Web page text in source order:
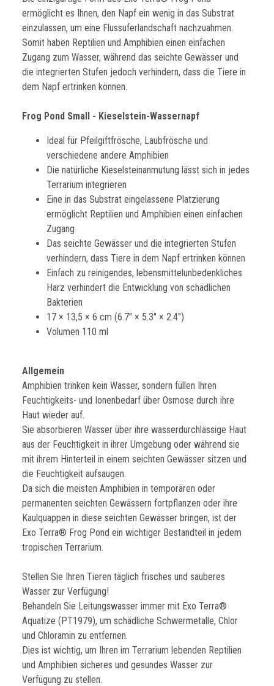
ermöglicht es Ihnen, den Napf ein wenig in das Substrat
einzulassen, um eine Flussuferlandschaft nachzuahmen.
Somit haben Reptilien und Amphibien einen einfachen
Zugang zum Wasser, während das seichte Gewässer und
die integrierten Stufen jedoch verhindern, dass die Tiere in
dem Napf ertrinken können.
Frog Pond Small - Kieselstein-Wassernapf
Ideal für Pfeilgiftfrösche, Laubfrösche und
verschiedene andere Amphibien
Die natürliche Kieselsteinanmutung lässt sich in jedes
Terrarium integrieren
Eine in das Substrat eingelassene Platzierung
ermöglicht Reptilien und Amphibien einen einfachen
Zugang
Das seichte Gewässer und die integrierten Stufen
verhindern, dass Tiere in dem Napf ertrinken können
Einfach zu reinigendes, lebensmittelunbedenkliches
Harz verhindert die Entwicklung von schädlichen
Bakterien
17 × 13,5 × 6 cm (6.7″ × 5.3″ × 2.4″)
Volumen 110 ml
Allgemein
Amphibien trinken kein Wasser, sondern füllen Ihren
Feuchtigkeits- und Ionenbedarf über Osmose durch ihre
Haut wieder auf.
Sie absorbieren Wasser über ihre wasserdurchlässige Haut
aus der Feuchtigkeit in ihrer Umgebung oder während sie
mit ihrem Hinterteil in einem seichten Gewässer sitzen und
die Feuchtigkeit aufsaugen.
Da sich die meisten Amphibien in temporären oder
permanenten seichten Gewässern fortpflanzen oder ihre
Kaulquappen in diese seichten Gewässer bringen, ist der
Exo Terra® Frog Pond ein wichtiger Bestandteil in jedem
tropischen Terrarium.
Stellen Sie Ihren Tieren täglich frisches und sauberes
Wasser zur Verfügung!
Behandeln Sie Leitungswasser immer mit Exo Terra®
Aquatize (PT1979), um schädliche Schwermetalle, Chlor
und Chloramin zu entfernen.
Dies ist wichtig, um Ihren im Terrarium lebenden Reptilien
und Amphibien sicheres und gesundes Wasser zur
Verfügung zu stellen.